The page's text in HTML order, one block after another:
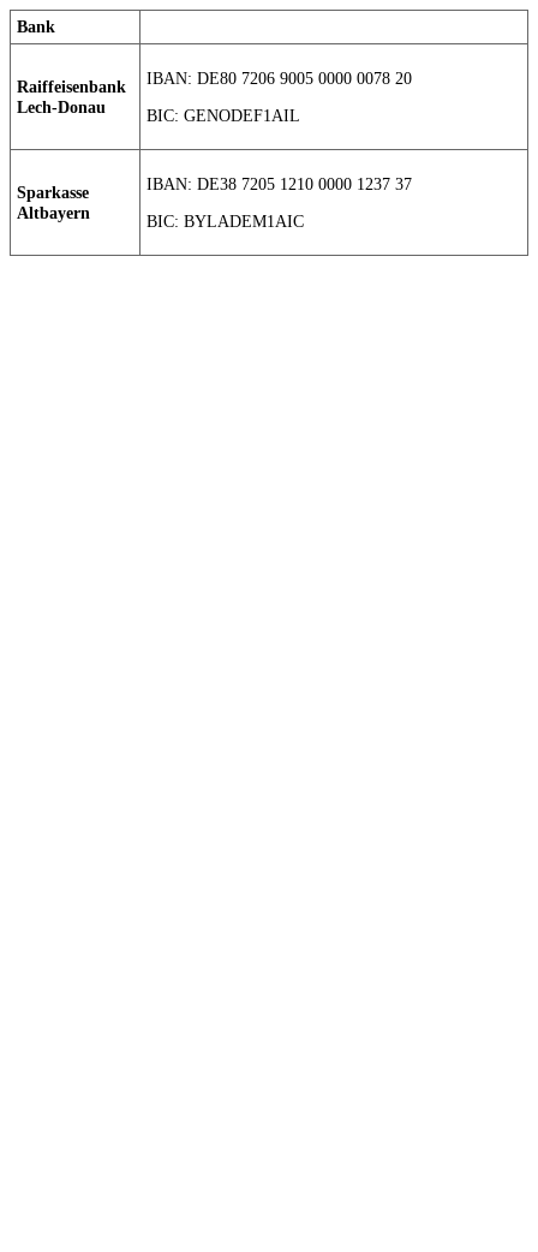
Bank
Raiffeisenbank
Lech-Donau
IBAN: DE80 7206 9005 0000 0078 20
BIC: GENODEF1AIL
Sparkasse
Altbayern
IBAN: DE38 7205 1210 0000 1237 37
BIC: BYLADEM1AIC